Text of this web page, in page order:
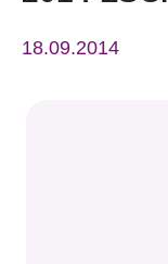
18.09.2014